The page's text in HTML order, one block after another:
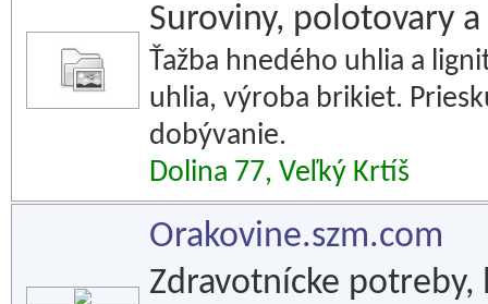
Suroviny, polotovary
Ťažba hnedého uhlia a
uhlia, výroba brikiet.
dobývanie.
Dolina 77, Veľký Krtíš
Orakovine.szm.com
Zdravotnícke potreby,